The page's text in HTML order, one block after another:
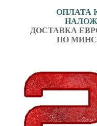
ОПЛАТА
ДОСТАВКА
ПО